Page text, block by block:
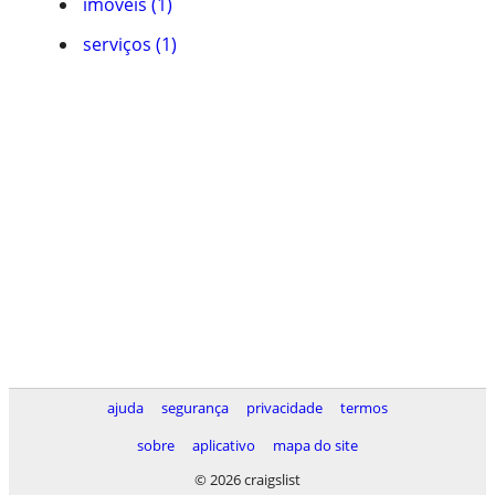
serviços (1)
ajuda segurança privacidade
termos
sobre
aplicativo
mapa do site
© 2026 craigslist